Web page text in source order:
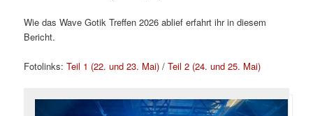
Wie das Wave Gotik Treffen 2026 ablief erfahrt ihr in diesem
Bericht.
Fotolinks:Teil 1 (22. und 23. Mai) /Teil 2 (24. und 25. Mai)